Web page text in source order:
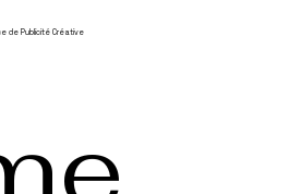
de Publicité Créative